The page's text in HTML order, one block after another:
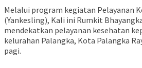
Melalui program kegiatan Pelayanan
(Yankesling), Kali ini Rumkit
mendekatkan pelayanan kesehatan
kelurahan Palangka, Kota Palangka
pagi.